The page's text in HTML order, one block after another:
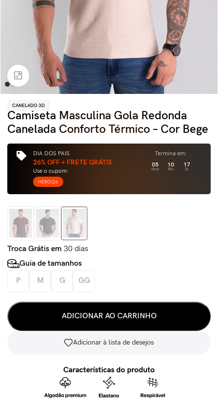
Clique para ampliar
CANELADO 3D
Camiseta Masculina Gola Redonda
Canelada Conforto Térmico – Cor Bege
DIA DOS PAIS
26% OFF + FRETE GRÁTIS
Use o cupom:
HEROI26
Termina em:
05
Hora
10
Min
16
Sc
Troca Grátis em 30 dias
Guia de tamanhos
P
M G GG
ADICIONAR AO CARRINHO
Adicionar à lista de desejos
Características do produto